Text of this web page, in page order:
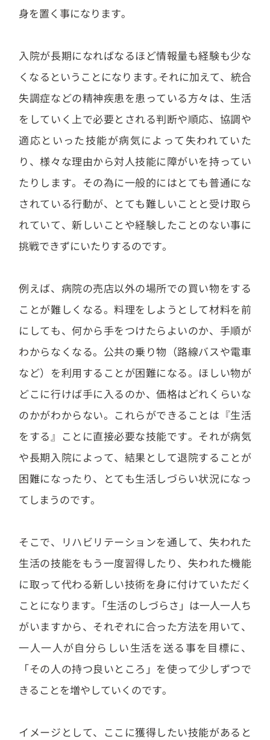
身を置く事になります｡
入院が長期になればなるほど情報量も経験も少な
くなるということになります｡それに加えて、統合
失調症などの精神疾患を患っている方々は、生活
をしていく上で必要とされる判断や順応、協調や
適応といった技能が病気によって失われていた
り、様々な理由から対人技能に障がいを持ってい
たりします。その為に一般的にはとても普通にな
されている行動が、とても難しいことと受け取ら
れていて、新しいことや経験したことのない事に
挑戦できずにいたりするのです。
例えば、病院の売店以外の場所での買い物をする
ことが難しくなる。料理をしようとして材料を前
にしても、何から手をつけたらよいのか、手順が
わからなくなる。公共の乗り物（路線バスや電車
など）を利用することが困難になる。ほしい物が
どこに行けば手に入るのか、価格はどれくらいな
のかがわからない。これらができることは『生活
をする』ことに直接必要な技能です。それが病気
や長期入院によって、結果として退院することが
困難になったり、とても生活しづらい状況になっ
てしまうのです。
そこで、リハビリテーションを通して、失われた
生活の技能をもう一度習得したり、失われた機能
に取って代わる新しい技術を身に付けていただく
ことになります｡「生活のしづらさ」は一人一人ち
がいますから、それぞれに合った方法を用いて、
一人一人が自分らしい生活を送る事を目標に、
「その人の持つ良いところ」を使って少しずつで
きることを増やしていくのです｡
イメージとして、ここに獲得したい技能があると